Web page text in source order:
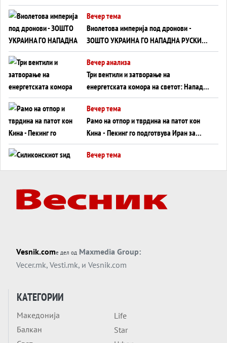
Вечер тема
Виолетова империја под дронови -
ЗОШТО УКРАИНА ГО НАПАДНА РУСКИОТ
WILDBERRIES
Вечер анализа
Три вентили и затворање на
енергетската комора на светот: Нападот
во Суец најавува глобален енергетски
инфаркт?
Вечер тема
Рамо на отпор и тврдина на патот кон
Кина - Пекинг го подготвува Иран за
американска копнена инвазија
Вечер тема
Вечер тема
Вечер тема
ДЛАБОКО УДОЛУ: Сметководствените
Вечер тема
Vesnik.comе дел од Maxmedia Group:
Vecer.mk, Vesti.mk, и Vesnik.com
КАТЕГОРИИ
Македонија
Балкан
Life
Star